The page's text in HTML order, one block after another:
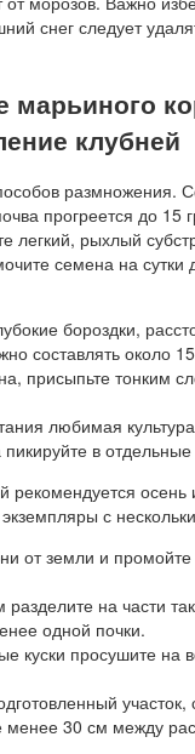
снег следует
марьиного
клубней
размножения.
прогреется до 15
легкий, рыхлый
семена на сутки
бороздки,
составлять около
присыпьте тонким
любимая
в
рекомендуется осень
с
от земли и
на части
одной почки.
куски просушите на
менее 30 см между